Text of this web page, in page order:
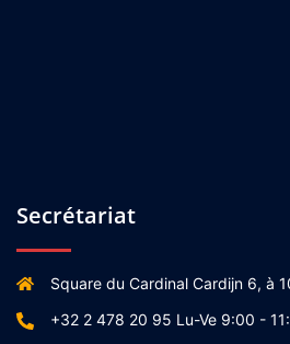
Secrétariat
Square du Cardinal Cardijn 6, à
+32 2 478 20 95 Lu-Ve 9:00 -